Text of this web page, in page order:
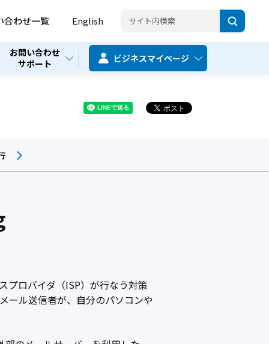
合わせ一覧 English
お問い合わせ
サポート
ビジネスマイページ
ロバイダ（ISP）が行なう対策
ール送信者が、自分のパソコンや